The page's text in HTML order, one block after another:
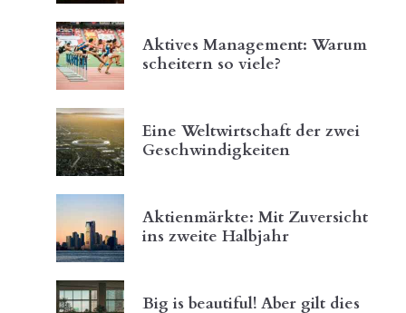
Aktives Management: Warum
scheitern so viele?
Eine Weltwirtschaft der zwei
Geschwindigkeiten
Aktienmärkte: Mit Zuversicht
ins zweite Halbjahr
Big is beautiful! Aber gilt dies